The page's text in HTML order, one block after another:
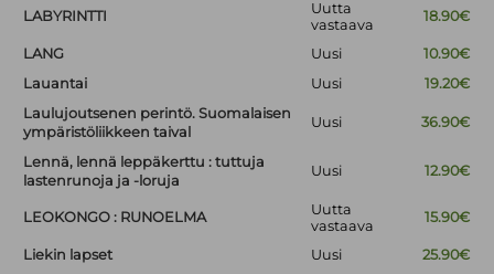
LABYRINTTI
Uutta
vastaava
18.90€
LANG Uusi
10.90€
Lauantai
Uusi
19.20€
Laulujoutsenen perintö. Suomalaisen
ympäristöliikkeen taival
Uusi 36.90€
Lennä, lennä leppäkerttu : tuttuja
lastenrunoja ja -loruja
Uusi 12.90€
LEOKONGO : RUNOELMA
Uutta
vastaava
15.90€
Liekin lapset Uusi 25.90€